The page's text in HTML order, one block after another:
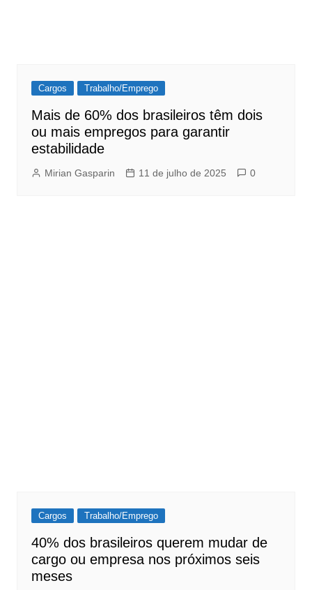
Cargos Trabalho/Emprego
Mais de 60% dos brasileiros têm dois
ou mais empregos para garantir
estabilidade
Mirian Gasparin 11 de julho de 2025 0
Cargos Trabalho/Emprego
40% dos brasileiros querem mudar de
cargo ou empresa nos próximos seis
meses